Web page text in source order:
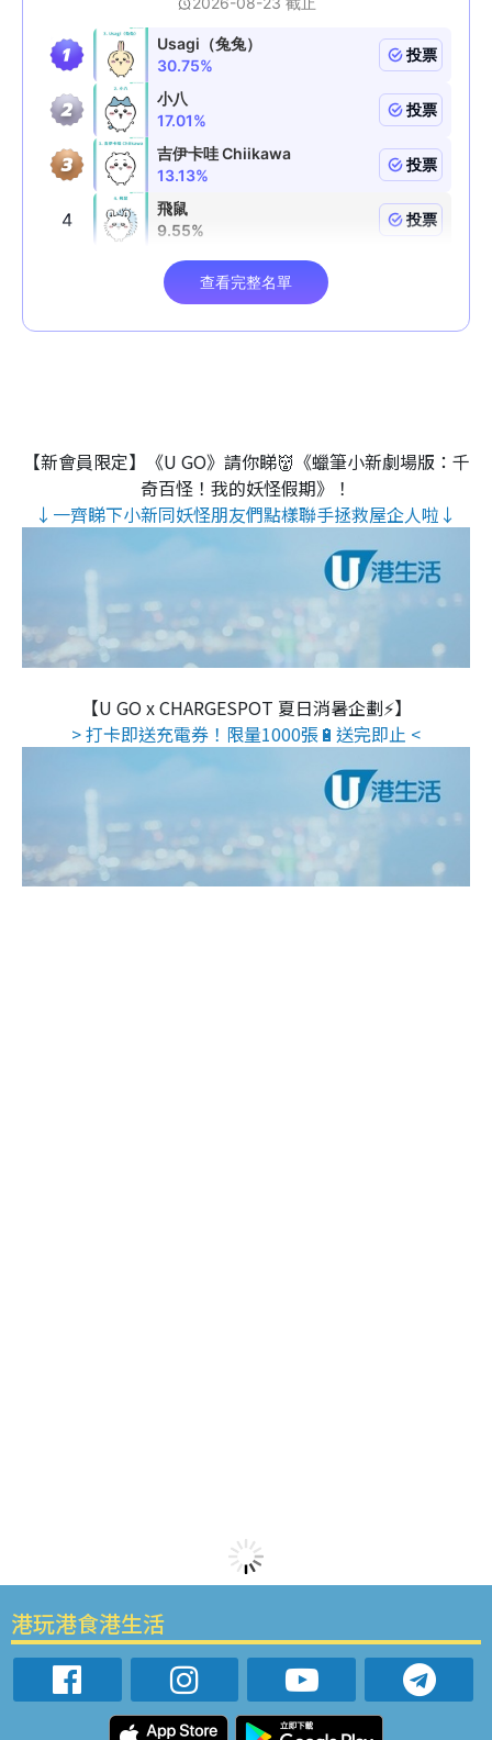
【新會員限定】《U GO》請你睇👹《蠟筆小新劇場版：千
奇百怪！我的妖怪假期》！
↓一齊睇下小新同妖怪朋友們點樣聯手拯救屋企人啦↓
【U GO x CHARGESPOT 夏日消暑企劃⚡】
> 打卡即送充電券！限量1000張🔋送完即止 <
港玩港食港生活